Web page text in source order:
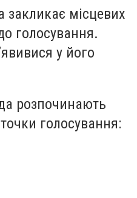
закликає місцевих
голосування.
у його
розпочинають
голосування: